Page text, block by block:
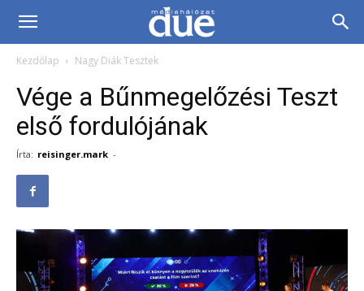
DUE
Médiahálózat…
Kezdőlap Nagy Diák Tesztek
Vége a Bűnmegelőzési Teszt
első fordulójának
Írta: reisinger.mark -